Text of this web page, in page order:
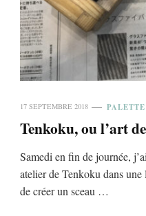
17 SEPTEMBRE 2018 PALETTE
Tenkoku, ou l’art
Samedi en fin de journée,
atelier de Tenkoku dans
de créer un sceau …